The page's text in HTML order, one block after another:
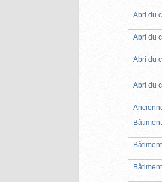
Abri du
Abri du
Abri du
Abri du